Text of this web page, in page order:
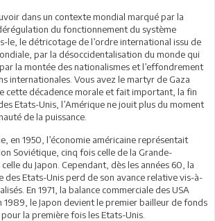
dans un contexte mondial marqué par la
du fonctionnement du système
le, le détricotage de l’ordre international issu de
par la désoccidentalisation du monde qui
la montée des nationalismes et l’effondrement
internationales. Vous avez le martyr de Gaza
cette décadence morale et fait important, la fin
Etats-Unis, l’Amérique ne jouit plus du moment
de la puissance.
en 1950, l’économie américaine représentait
Soviétique, cinq fois celle de la Grande-
du Japon. Cependant, dès les années 60, la
des Etats-Unis perd de son avance relative vis-à-
En 1971, la balance commerciale des USA
1989, le Japon devient le premier bailleur de fonds
la première fois les Etats-Unis.